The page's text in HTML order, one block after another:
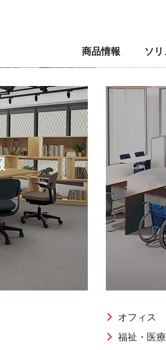
オフィス
福祉・医
文具・事務用品
ファイル
商品情報
施設 学校教育・官公庁施設
ソ
ステナビリティの考え方 環
イオン事務器について 事
の皆さまへ
IRに関するお問い合わせ